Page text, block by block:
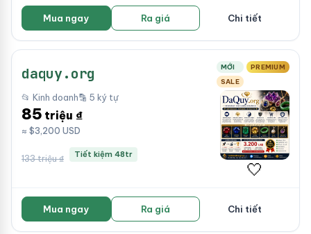
Mua ngay Ra giá Chi tiết
daquy.org MỚI
PREMIUM
SALE
📂 Kinh doanh🔡 5 ký tự
85 triệu ₫
≈ $3,200 USD
133 triệu ₫ Tiết kiệm 48tr
🤍
Mua ngay Ra giá Chi tiết